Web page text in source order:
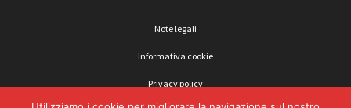
Note legali
Informativa cookie
Privacy policy